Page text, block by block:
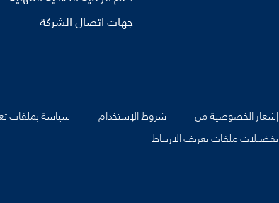
جهات اتصال الشركة
إشعار الخصوصية من شروط الإستخدام
سياسة بملفات
تفضيلات ملفات تعريف الارتباط